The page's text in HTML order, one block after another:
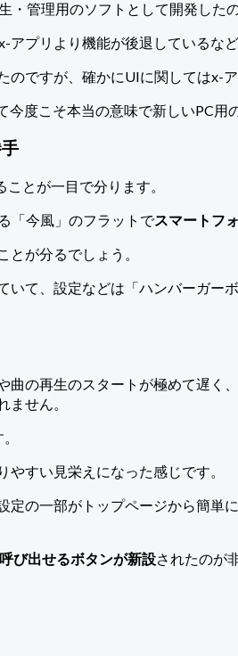
管理用のソフトとして開発した
プリより機能が後退しているなど
ですが、確かにUIに関してはx-
今度こそ本当の意味で新しいPC用
とが一目で分ります。
「今風」のフラットでスマートフ
が分るでしょう。
て、設定などは「ハンバーガ
曲の再生のスタートが極めて遅
せん。
すい見栄えになった感じです。
の一部がトップページから簡
び出せるボタンが新設されたのが